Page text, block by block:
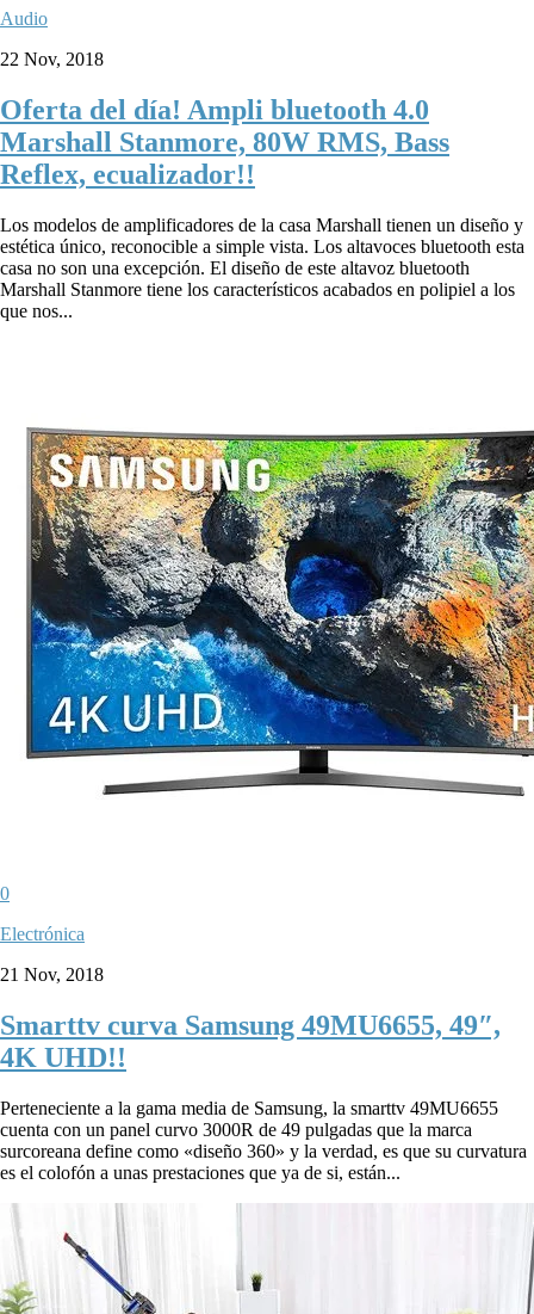
Audio
22 Nov, 2018
Oferta del día! Ampli bluetooth 4.0
Marshall Stanmore, 80W RMS, Bass
Reflex, ecualizador!!
Los modelos de amplificadores de la casa Marshall tienen un diseño y
estética único, reconocible a simple vista. Los altavoces bluetooth esta
casa no son una excepción. El diseño de este altavoz bluetooth
Marshall Stanmore tiene los característicos acabados en polipiel a los
que nos...
0
Electrónica
21 Nov, 2018
Smarttv curva Samsung 49MU6655, 49″,
4K UHD!!
Perteneciente a la gama media de Samsung, la smarttv 49MU6655
cuenta con un panel curvo 3000R de 49 pulgadas que la marca
surcoreana define como «diseño 360» y la verdad, es que su curvatura
es el colofón a unas prestaciones que ya de si, están...